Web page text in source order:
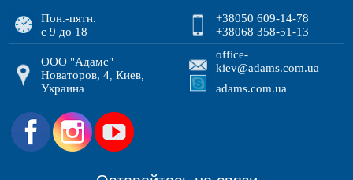
Пон.-пятн.
с 9 до 18
+38050 609-14-78
+38068 358-51-13
ООО "Адамс"
Новаторов, 4 ,Киев
Украина
office-
kiev@adams.com.ua
adams.com.ua
.